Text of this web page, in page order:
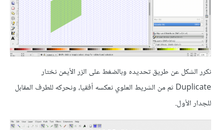
نكرر الشكل عن طريق تحديده وبالضغط على الزر الأيمن نختار
Duplicate ثم من الشريط العلوي نعكسه أفقيا، ونحركه للطرف المقابل
للجدار الأول.